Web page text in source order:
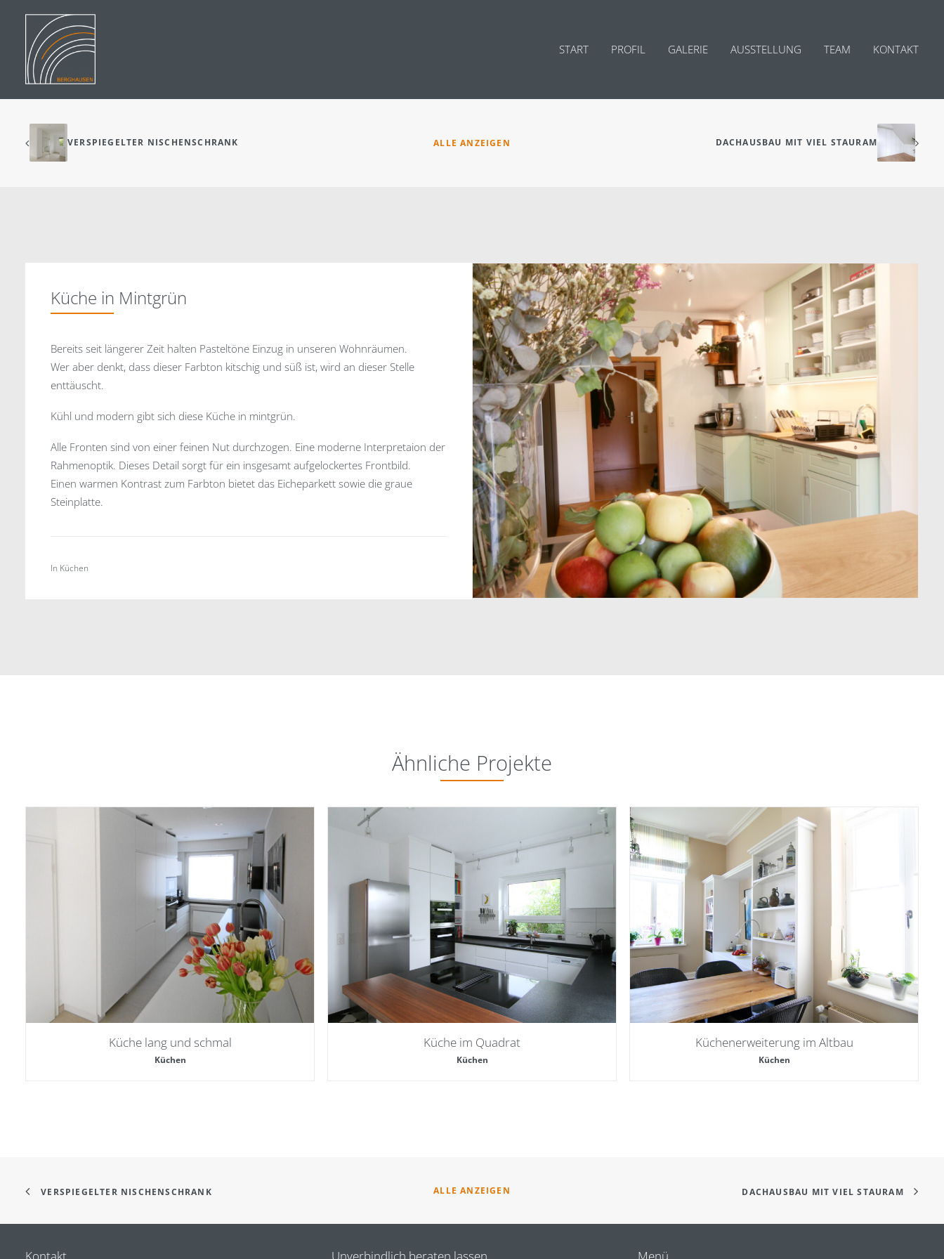
START PROFIL GALERIE AUSSTELLUNG TEAM KONTAKT
VERSPIEGELTER NISCHENSCHRANK ALLE ANZEIGEN DACHAUSBAU MIT VIEL STAURAM
Küche in Mintgrün
Bereits seit längerer Zeit halten Pasteltöne Einzug in unseren Wohnräumen.
Wer aber denkt, dass dieser Farbton kitschig und süß ist, wird an dieser Stelle
enttäuscht.
Kühl und modern gibt sich diese Küche in mintgrün.
Alle Fronten sind von einer feinen Nut durchzogen. Eine moderne Interpretaion der
Rahmenoptik. Dieses Detail sorgt für ein insgesamt aufgelockertes Frontbild.
Einen warmen Kontrast zum Farbton bietet das Eicheparkett sowie die graue
Steinplatte.
In Küchen
Ähnliche Projekte
Küche lang und schmal
Küchen
Küche im Quadrat
Küchen
Küchenerweiterung im Altbau
Küchen
VERSPIEGELTER NISCHENSCHRANK ALLE ANZEIGEN DACHAUSBAU MIT VIEL STAURAM